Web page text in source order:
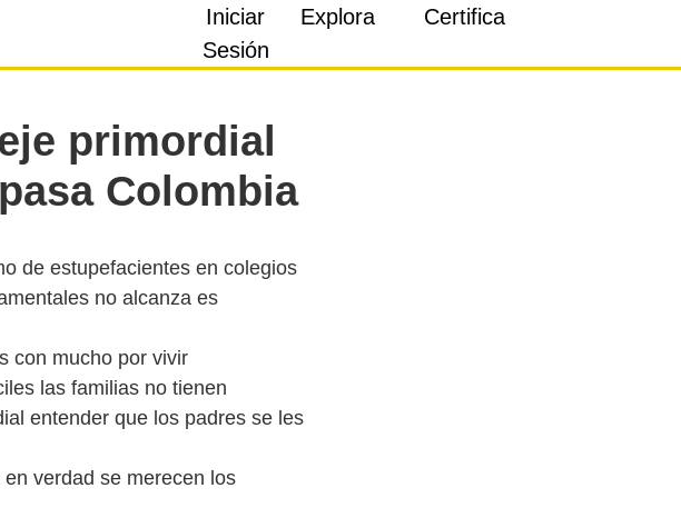
Iniciar
Sesión
Explora Certifica
primordial
Colombia
de estupefacientes en colegios
no alcanza es
con mucho por vivir
las familias no tienen
entender que los padres se les
verdad se merecen los